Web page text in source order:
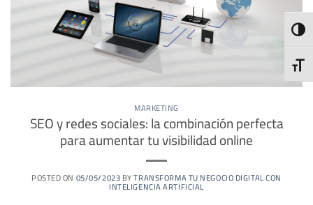
MARKETING
SEO y redes sociales: la combinación perfecta
para aumentar tu visibilidad online
POSTED ON 05/05/2023BYTRANSFORMA TU NEGOCIO DIGITAL CON
INTELIGENCIA ARTIFICIAL